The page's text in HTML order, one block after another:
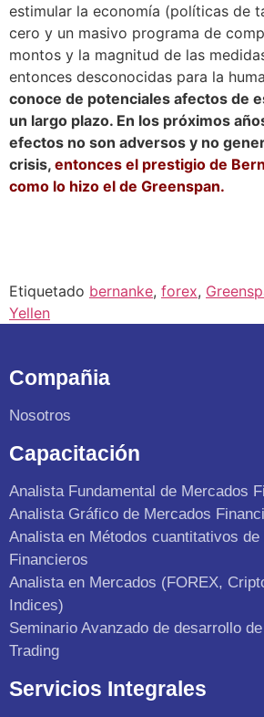
estimular la economía (políticas de
cero y un masivo programa de
montos y la magnitud de las
entonces desconocidas para la
conoce de potenciales afectos de
un largo plazo. En los próximos
efectos no son adversos y no
crisis, entonces el prestigio de
como lo hizo el de Greenspan.
Etiquetado bernanke, forex,
Yellen
Compañia
Nosotros
Capacitación
Analista Fundamental de Mercados
Analista Gráfico de Mercados
Analista en Métodos cuantitativos de
Financieros
Analista en Mercados (FOREX,
Indices)
Seminario Avanzado de desarrollo
Trading
Servicios Integrales